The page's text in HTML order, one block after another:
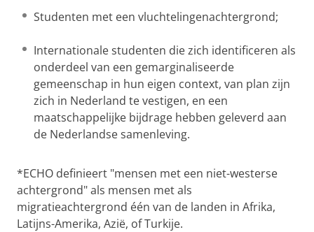
Studenten met een vluchtelingenachtergrond;
Internationale studenten die zich identificeren als
onderdeel van een gemarginaliseerde
gemeenschap in hun eigen context, van plan zijn
zich in Nederland te vestigen, en een
maatschappelijke bijdrage hebben geleverd aan
de Nederlandse samenleving.
*ECHO definieert "mensen met een niet-westerse
achtergrond" als mensen met als
migratieachtergrond één van de landen in Afrika,
Latijns-Amerika, Azië, of Turkije.